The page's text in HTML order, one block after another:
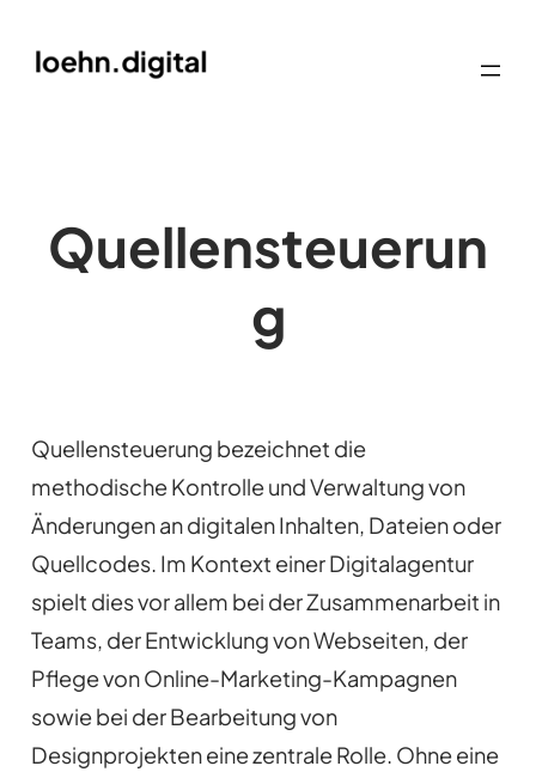
Quellensteuerun
g
Quellensteuerung bezeichnet die
methodische Kontrolle und Verwaltung von
Änderungen an digitalen Inhalten, Dateien oder
Quellcodes. Im Kontext einer Digitalagentur
spielt dies vor allem bei der Zusammenarbeit in
Teams, der Entwicklung von Webseiten, der
Pflege von Online-Marketing-Kampagnen
sowie bei der Bearbeitung von
Designprojekten eine zentrale Rolle. Ohne eine